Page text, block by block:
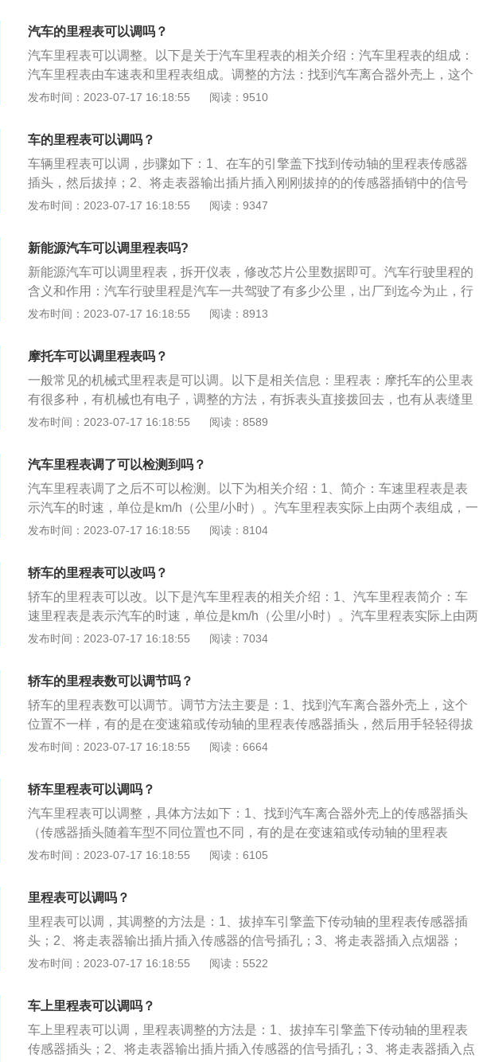
保修有一定影响。其次出售二手车时也会给车商更多的议价空间。
汽车的里程表可以调吗？
汽车里程表可以调整。以下是关于汽车里程表的相关介绍：汽车里程表的组成：
汽车里程表由车速表和里程表组成。调整的方法：找到汽车离合器外壳上，这个
位置不一样，有的是在变速箱或传动轴的里程表传感器插头，然后用手轻轻的拔
的插入点烟器。打开车钥匙，旋转一下，调节走表器上的那个小小的调节钮，把
发布时间：2023-07-17 16:18:55 阅读：9510
车的里程表可以调吗？
车辆里程表可以调，步骤如下：1、在车的引擎盖下找到传动轴的里程表传感器
插头，然后拔掉；2、将走表器输出插片插入刚刚拔掉的的传感器插销中的信号
插孔去；3、把走表器准确的插入点烟器；4、在车钥匙上面旋转一下，启动所有
度就行了；5、开始启动的时候，数字就会自动的增大，这样就可以将里程表进
发布时间：2023-07-17 16:18:55 阅读：9347
新能源汽车可以调里程表吗?
新能源汽车可以调里程表，拆开仪表，修改芯片公里数据即可。汽车行驶里程的
含义和作用：汽车行驶里程是汽车一共驾驶了有多少公里，出厂到迄今为止，行
驶的所有里程数，包括前进后退。是汽车性能的重要判断标准之一。而且维护级
里程表的概况：车速里程表是表示汽车的时速，单位是km/h（公里/小时）。汽车
里程表实际上由两个表组成，一个是车速表，另一个是里程表。汽车里程表一般
在驾驶位置正前方。
发布时间：2023-07-17 16:18:55 阅读：8913
摩托车可以调里程表吗？
一般常见的机械式里程表是可以调。以下是相关信息：里程表：摩托车的公里表
有很多种，有机械也有电子，调整的方法，有拆表头直接拨回去，也有从表缝里
边深入工具调整，当然大多还是通过倒转车轮或者加电钻转回去，少部分电子
过反转来回调：大部分都是可以通过反转来回调，比如简单的方法就是倒着旋转
车轮，就可以把里程表数字倒回去，如果要调的数比较少，只要倒转前轮就可以
使里程数倒回去，只是很慢而已。如果要快一点，但这样较慢，也可以用手电钻
夹住里程线转，这样与车的行驶速度差不多，也可以较快一些把里程数倒回去。
发布时间：2023-07-17 16:18:55 阅读：8589
汽车里程表调了可以检测到吗？
汽车里程表调了之后不可以检测。以下为相关介绍：1、简介：车速里程表是表
示汽车的时速，单位是km/h（公里/小时）。汽车里程表实际上由两个表组成，一
个是车速表，另一个是里程表。汽车里程表一般在驾驶位置正前方。2、原理：
缆，软轴另一端连接到变速器某一个齿轮上，齿轮旋转带动钢丝缆旋转，钢丝缆
带动里程表罩圈内一块磁铁旋转，罩圈与指针联接并通过游丝将指针置于零位，
磁铁旋转速度的快慢引起磁力线大小的变化，平衡被打破指针因此被带动。
发布时间：2023-07-17 16:18:55 阅读：8104
轿车的里程表可以改吗？
轿车的里程表可以改。以下是汽车里程表的相关介绍：1、汽车里程表简介：车
速里程表是表示汽车的时速，单位是km/h（公里/小时）。汽车里程表实际上由两
个表组成，一个是车速表，另一个是里程表。汽车里程表一般在驾驶位置正前
盒开关、油门刹车踏板、排挡把手等，通过磨损程度可以大致估计使用情况。轮
胎，通过轮胎的磨损情况，也能大致分辨车辆的实际使用里程。
发布时间：2023-07-17 16:18:55 阅读：7034
轿车的里程表数可以调节吗？
轿车的里程表数可以调节。调节方法主要是：1、找到汽车离合器外壳上，这个
位置不一样，有的是在变速箱或传动轴的里程表传感器插头，然后用手轻轻得拔
出。2、然后把走表器输出插片插入拔出的传感器插销中的信号插孔。3、把走表
汽车的时速调到设想中需要的速度即可。5、开始工作时，数字会自动的前进很
多。大概8小时，即可自动增加3000公里路程。
发布时间：2023-07-17 16:18:55 阅读：6664
轿车里程表可以调吗？
汽车里程表可以调整，具体方法如下：1、找到汽车离合器外壳上的传感器插头
（传感器插头随着车型不同位置也不同，有的是在变速箱或传动轴的里程表
上），然后用手轻轻的拔出；2、把走表器输出插片，插入拔出的传感器插销中
走表器上的调节钮，把车子的时速调到设想中需要的速度即可调整里程表。
发布时间：2023-07-17 16:18:55 阅读：6105
里程表可以调吗？
里程表可以调，其调整的方法是：1、拔掉车引擎盖下传动轴的里程表传感器插
头；2、将走表器输出插片插入传感器的信号插孔；3、将走表器插入点烟器；
4、旋转车钥匙，启动仪表盘，调节走表器上的调节按钮；5、调节车速即可。里
过计算车轮的圆周长便可计算出一里路车轮要转的圈数，自动记录车轮转数，除
发布时间：2023-07-17 16:18:55 阅读：5522
车上里程表可以调吗？
车上里程表可以调，里程表调整的方法是：1、拔掉车引擎盖下传动轴的里程表
传感器插头；2、将走表器输出插片插入传感器的信号插孔；3、将走表器插入点